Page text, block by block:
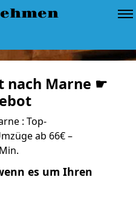
nach Marne ☛
: Top-
ab 66€ –
es um Ihren